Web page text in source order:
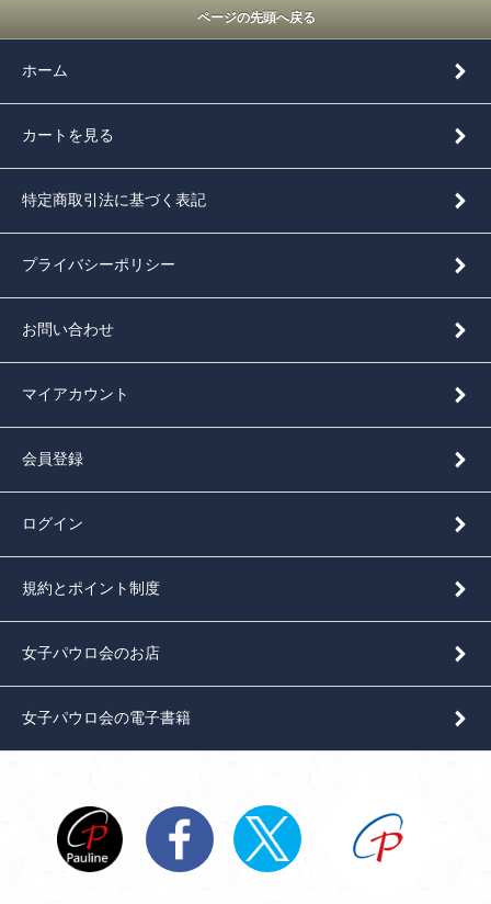
ページの先頭へ戻る
ホーム
カートを見る
特定商取引法に基づく表記
プライバシーポリシー
お問い合わせ
マイアカウント
会員登録
ログイン
規約とポイント制度
女子パウロ会のお店
女子パウロ会の電子書籍